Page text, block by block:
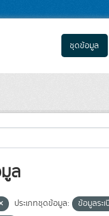
ชุดข้อมูล
ล
ประเภทชุดข้อมูล: ข้อมูลระ